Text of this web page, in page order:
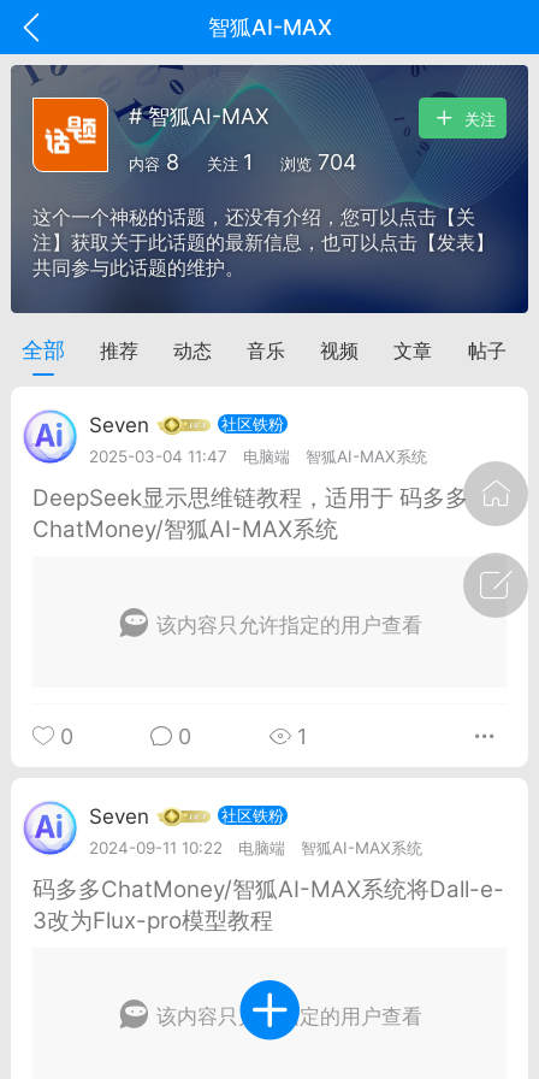
智狐AI-MAX
29 10:10 电脑端 智狐AI工作台
中英翻译
事想用上客户端...
聚合API
龙坤智创合作品牌
者怎么接入Claude Opus 5 ？智创聚合
调用
API，以及 Amazon Web
、Google Cloud 和 Microsoft Foundry
Max 的新默认模型，并成为
可选择的最强模型。
# 智狐AI-MAX
内容 8 关注 1 浏览 704
关注
这个一个神秘的话题，还没有介绍，您可以点击【关
注】获取关于此话题的最新信息，也可以点击【发表】
共同参与此话题的维护。
全部 推荐 动态 音乐 视频 文章 帖子
Seven
社区铁粉
2025-03-04 11:47
电脑端 智狐AI-MAX系统
DeepSeek显示思维链教程，适用于 码多多
ChatMoney/智狐AI-MAX系统
该内容只允许指定的用户查看
0 0 1
Seven
社区铁粉
2024-09-11 10:22
电脑端 智狐AI-MAX系统
码多多ChatMoney/智狐AI-MAX系统将Dall-e-
3改为Flux-pro模型教程
该内容只允许指定的用户查看